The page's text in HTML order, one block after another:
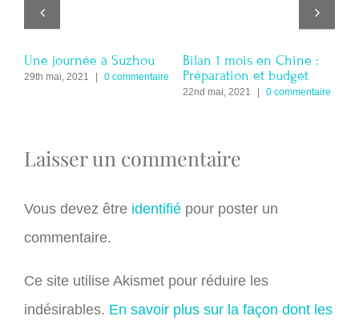
Une journée à Suzhou
29th mai, 2021 0 commentaire
Bilan 1 mois en Chine :
Préparation et budget
22nd mai, 2021 0 commentaire
Laisser un commentaire
Vous devez être identifié pour poster un
commentaire.
Ce site utilise Akismet pour réduire les
indésirables. En savoir plus sur la façon dont les